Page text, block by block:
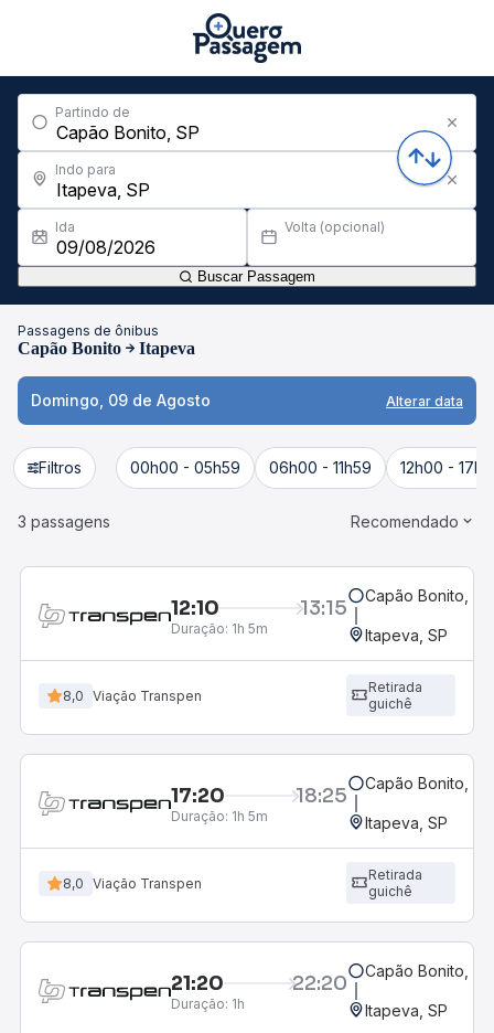
Partindo de
Indo para
Ida Volta (opcional)
Buscar Passagem
Passagens de ônibus
Capão Bonito Itapeva
Domingo, 09 de Agosto Alterar data
Filtros 00h00 - 05h59 06h00 - 11h59 12h00 -
3 passagens Recomendado
12:10 13:15
Duração: 1h 5m
Capão Bonito, SP
Itapeva, SP
8,0 Viação Transpen
Retirada
guichê
17:20 18:25
Duração: 1h 5m
Capão Bonito, SP
Itapeva, SP
8,0 Viação Transpen
Retirada
guichê
21:20 22:20
Duração: 1h
Capão Bonito, SP
Itapeva, SP